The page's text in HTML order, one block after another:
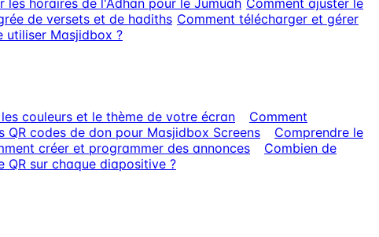
les horaires de l'Adhan pour le Jumuah Comment ajuster le
de versets et de hadiths Comment télécharger et gérer
utiliser Masjidbox ?
couleurs et le thème de votre écran
Comment
QR codes de don pour Masjidbox Screens
Comprendre le
créer et programmer des annonces
Combien de
QR sur chaque diapositive ?